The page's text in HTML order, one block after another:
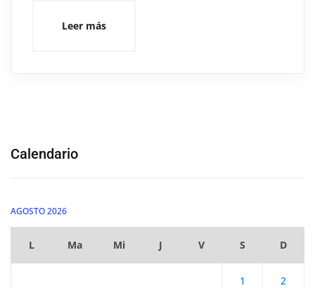
Leer más
Calendario
AGOSTO 2026
L Ma Mi J V S D
1 2